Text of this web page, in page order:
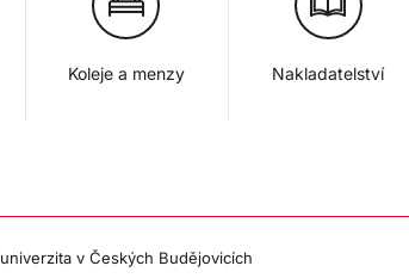
Koleje a menzy Nakladatelství
v Českých Budějovicích